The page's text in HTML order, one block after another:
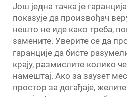
Још једна тачка је
показује да произвођач
нешто не иде како треба,
замените. Уверите се да
гаранције да бисте
крају, размислите колико
намештај. Ако за заузет
простор за догађаје,